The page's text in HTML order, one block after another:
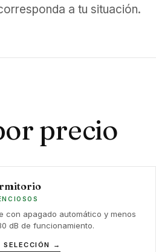
a tu situación.
precio
con apagado automático y menos
dB de funcionamiento.
SELECCIÓN →